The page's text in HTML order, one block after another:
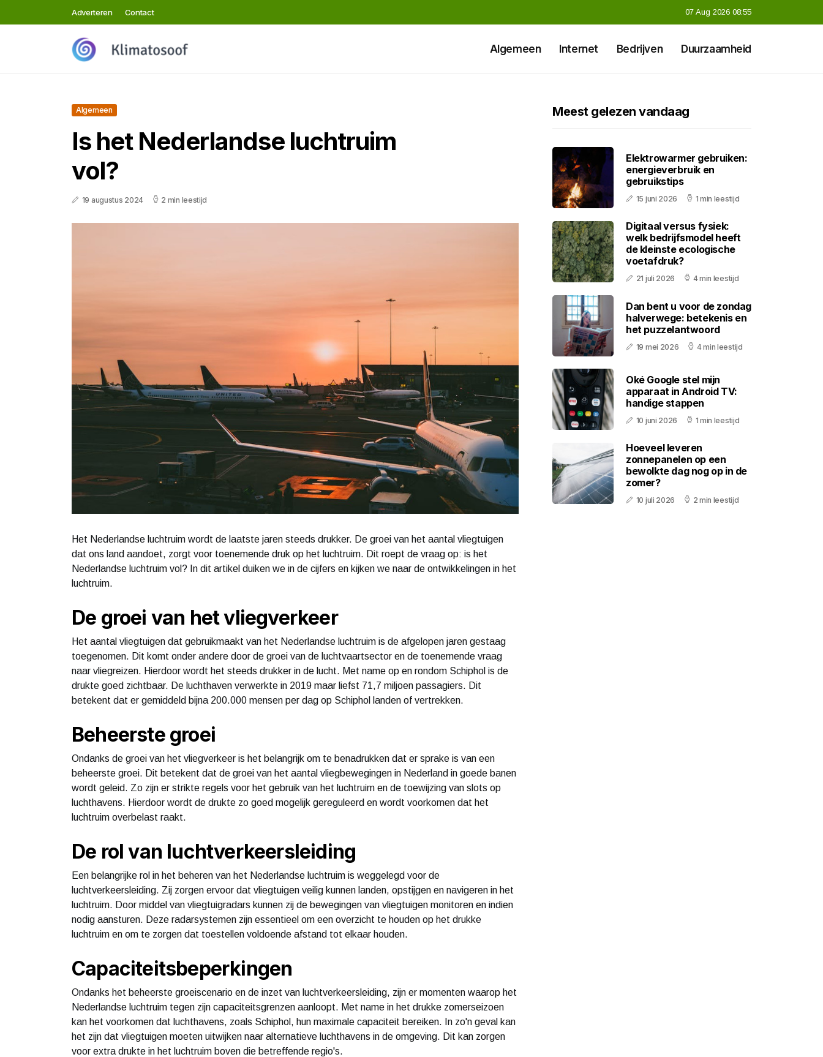
Adverteren Contact 07 Aug 2026 08:55
Algemeen Internet Bedrijven Duurzaamheid
Algemeen
Is het Nederlandse luchtruim
vol?
19 augustus 2024 2 min leestijd
Het Nederlandse luchtruim wordt de laatste jaren steeds drukker. De groei van het aantal vliegtuigen
dat ons land aandoet, zorgt voor toenemende druk op het luchtruim. Dit roept de vraag op: is het
Nederlandse luchtruim vol? In dit artikel duiken we in de cijfers en kijken we naar de ontwikkelingen in het
luchtruim.
De groei van het vliegverkeer
Het aantal vliegtuigen dat gebruikmaakt van het Nederlandse luchtruim is de afgelopen jaren gestaag
toegenomen. Dit komt onder andere door de groei van de luchtvaartsector en de toenemende vraag
naar vliegreizen. Hierdoor wordt het steeds drukker in de lucht. Met name op en rondom Schiphol is de
drukte goed zichtbaar. De luchthaven verwerkte in 2019 maar liefst 71,7 miljoen passagiers. Dit
betekent dat er gemiddeld bijna 200.000 mensen per dag op Schiphol landen of vertrekken.
Beheerste groei
Ondanks de groei van het vliegverkeer is het belangrijk om te benadrukken dat er sprake is van een
beheerste groei. Dit betekent dat de groei van het aantal vliegbewegingen in Nederland in goede banen
wordt geleid. Zo zijn er strikte regels voor het gebruik van het luchtruim en de toewijzing van slots op
luchthavens. Hierdoor wordt de drukte zo goed mogelijk gereguleerd en wordt voorkomen dat het
luchtruim overbelast raakt.
De rol van luchtverkeersleiding
Een belangrijke rol in het beheren van het Nederlandse luchtruim is weggelegd voor de
luchtverkeersleiding. Zij zorgen ervoor dat vliegtuigen veilig kunnen landen, opstijgen en navigeren in het
luchtruim. Door middel van vliegtuigradars kunnen zij de bewegingen van vliegtuigen monitoren en indien
nodig aansturen. Deze radarsystemen zijn essentieel om een overzicht te houden op het drukke
luchtruim en om te zorgen dat toestellen voldoende afstand tot elkaar houden.
Capaciteitsbeperkingen
Ondanks het beheerste groeiscenario en de inzet van luchtverkeersleiding, zijn er momenten waarop het
Nederlandse luchtruim tegen zijn capaciteitsgrenzen aanloopt. Met name in het drukke zomerseizoen
kan het voorkomen dat luchthavens, zoals Schiphol, hun maximale capaciteit bereiken. In zo'n geval kan
het zijn dat vliegtuigen moeten uitwijken naar alternatieve luchthavens in de omgeving. Dit kan zorgen
voor extra drukte in het luchtruim boven die betreffende regio's.
Meest gelezen vandaag
Elektrowarmer gebruiken:
energieverbruik en
gebruikstips
15 juni 2026 1 min leestijd
Digitaal versus fysiek:
welk bedrijfsmodel heeft
de kleinste ecologische
voetafdruk?
21 juli 2026 4 min leestijd
Dan bent u voor de zondag
halverwege: betekenis en
het puzzelantwoord
19 mei 2026 4 min leestijd
Oké Google stel mijn
apparaat in Android TV:
handige stappen
10 juni 2026 1 min leestijd
Hoeveel leveren
zonnepanelen op een
bewolkte dag nog op in de
zomer?
10 juli 2026 2 min leestijd